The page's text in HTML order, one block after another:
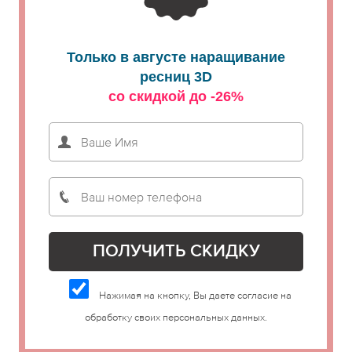
Только в августе наращивание
ресниц 3D
со скидкой до -26%
Нажимая на кнопку, Вы даете согласие на
обработку своих персональных данных.